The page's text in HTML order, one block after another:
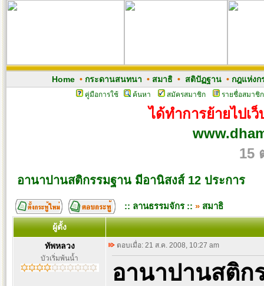
Home• กระดานสนทนา • สมาธิ• สติปัฏฐาน• กฎแห่งก
คู่มือการใช้ ค้นหา สมัครสมาชิก รายชื่อสมาชิก
ได้ทำการย้ายไปเ
15
อานาปานสติกรรมฐาน มีอานิสงส์ 12 ประการ
:: ลานธรรมจักร :: » สมาธิ
ผู้ตั้ง
ทัพหลวง
บัวเริ่มพ้นน้ำ
ตอบเมื่อ: 21 ส.ค. 2008, 10:27 am
อานาปานสติก